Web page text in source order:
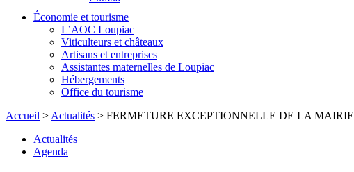
Économie et tourisme
L’AOC Loupiac
Viticulteurs et châteaux
Artisans et entreprises
Assistantes maternelles de Loupiac
Hébergements
Office du tourisme
Accueil > Actualités > FERMETURE EXCEPTIONNELLE DE LA MAIRIE
Actualités
Agenda